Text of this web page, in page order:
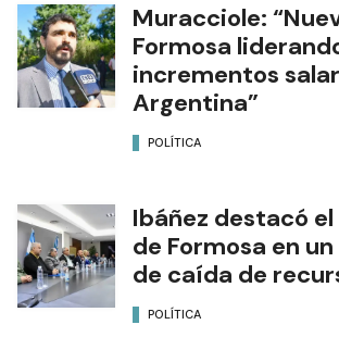
Muracciole:
Formosa
incrementos
Argentina”
POLÍTICA
Ibáñez destacó
de Formosa en
de caída de
POLÍTICA